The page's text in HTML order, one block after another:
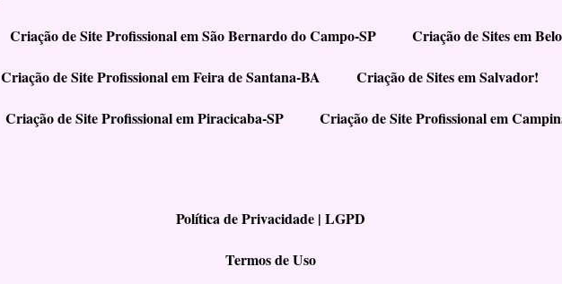
Criação de Site Profissional em São Bernardo do Campo-SP
Criação de Sites em
Criação de Site Profissional em Feira de Santana-BA
Criação de Sites em Salvador!
Criação de Site Profissional em Piracicaba-SP
Criação de Site Profissional em
Política de Privacidade | LGPD
Termos de Uso